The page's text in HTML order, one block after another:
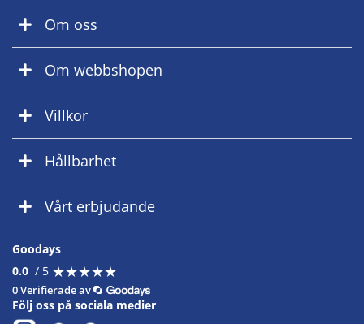
Om oss
Om webbshopen
Villkor
Hållbarhet
Vårt erbjudande
Goodays
0.0 / 5 ★★★★★
★★★★★
0 Verifierade av
Följ oss på sociala medier